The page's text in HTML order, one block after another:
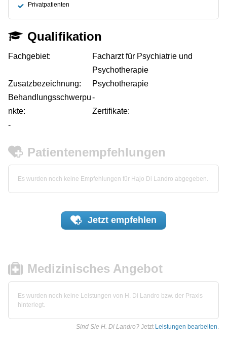
Privatpatienten
Qualifikation
Fachgebiet:
Facharzt für Psychiatrie und
Psychotherapie
Zusatzbezeichnung:
Psychotherapie
Behandlungsschwerpu
nkte:
-
Zertifikate:
-
Patientenempfehlungen
Es wurden noch keine Empfehlungen für Hajo Di Landro abgegeben.
Jetzt empfehlen
Medizinisches Angebot
Es wurden noch keine Leistungen von H. Di Landro bzw. der Praxis
hinterlegt.
Sind Sie H. Di Landro? Jetzt Leistungen bearbeiten.